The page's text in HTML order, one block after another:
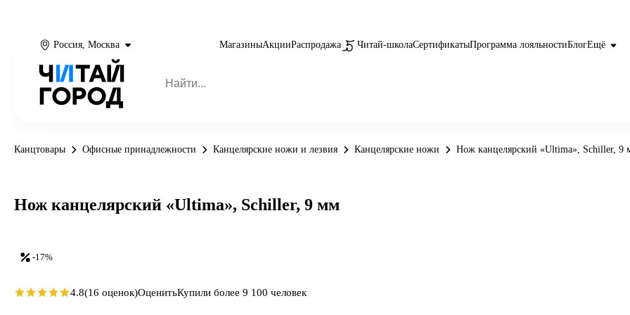
Россия, Москва МагазиныАкцииРаспродажа Читай-школаСертификатыПрограмма лояльностиБлогЕщё
Канцтовары Офисные принадлежности Канцелярские ножи и лезвия Канцелярские ножи Нож канцелярский «Ultima», Schiller, 9
-17%
Нож канцелярский «Ultima», Schiller, 9 мм
4.8(16 оценок)ОценитьКупили более 9 100 человек